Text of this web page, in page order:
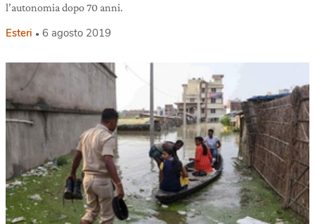
l’autonomia dopo 70 anni.
Esteri 6 agosto 2019